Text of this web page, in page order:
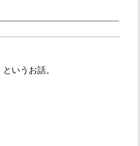
いうお話。